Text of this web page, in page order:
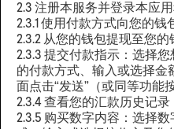
2.3 注册本服务并登录本应
2.3.1 使用付款方式向您的钱
2.3.2 从您的钱包提现至您的
2.3.3 提交付款指示：选择
的付款方式、输入或选择金
面点击“发送”（或同等功能
2.3.4 查看您的汇款历史记录
2.3.5 购买数字内容：选择